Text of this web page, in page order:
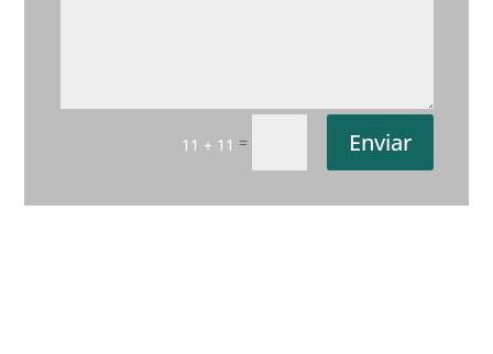
11 + 11 = Enviar